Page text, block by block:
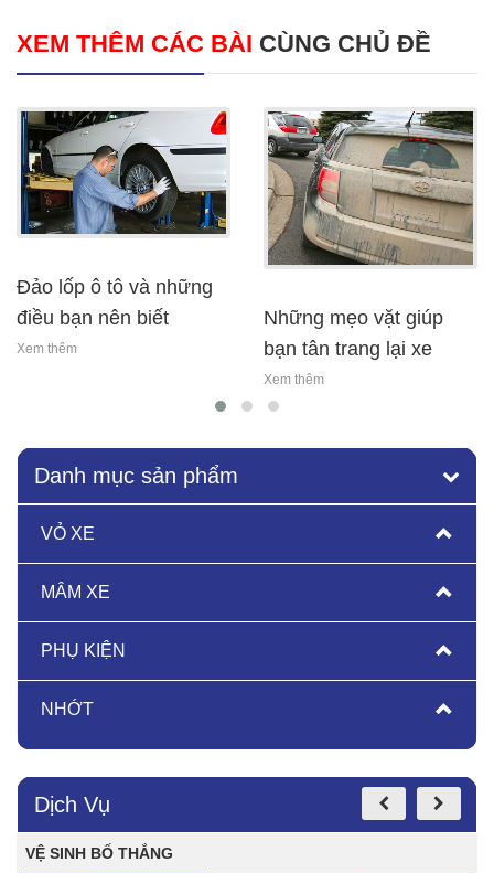
XEM THÊM CÁC BÀI CÙNG CHỦ ĐỀ
đảo lốp ô tô và những
điều bạn nên biết
Xem thêm
những mẹo vặt giúp
bạn tân trang lại xe
Xem thêm
Danh mục sản phẩm
VỎ XE
MÂM XE
PHỤ KIỆN
NHỚT
Dịch Vụ
VỆ SINH BỐ THẮNG